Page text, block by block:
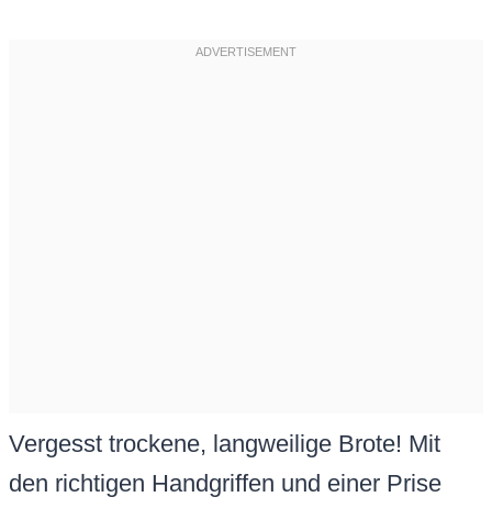
Vergesst trockene, langweilige Brote! Mit
den richtigen Handgriffen und einer Prise